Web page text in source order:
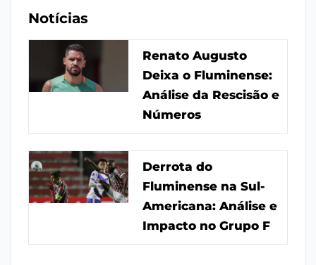
Notícias
Renato Augusto
Deixa o Fluminense:
Análise da Rescisão e
Números
Derrota do
Fluminense na Sul-
Americana: Análise e
Impacto no Grupo F